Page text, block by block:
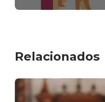
Relacionados